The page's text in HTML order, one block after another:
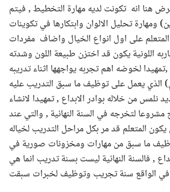
هنا انه تكونت لديه مهارة التخطيط , فيتم
ومهارة تحليل الالوان وابتكارها في تكوينات
على اول انواع الخيال واضاف مفردات
اللونية يكون قد اختزن طبيعة اللون وشدته
لخوضه اهم تجربه يواجهها اثناء تدريبه
الذي يعمل على توظيف ما سبق التدريب عليه
نلمس من خلاله بوادر الابداع , تمهيدا لانشاء
مشروعا لتخرجه في السنة النهائية , والتي عند
المتعلم قد مر بكل مراحل التدريب لخياله
ما سبق من مهارات ومخزونات صورية في
, فالسنة النهائية ليست بسنة تدريب انما هي